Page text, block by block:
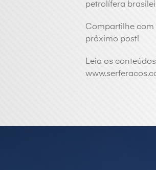
petrolífera
Compartilhe com
próximo post!
Leia os